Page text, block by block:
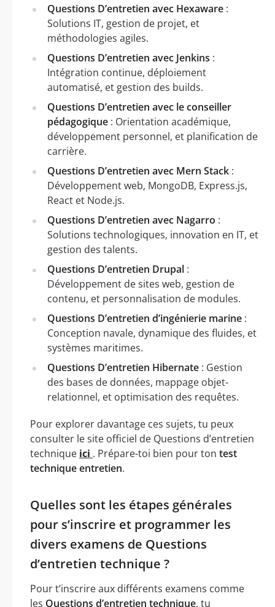
Questions D’entretien avec Hexaware :
Solutions IT, gestion de projet, et
méthodologies agiles.
Questions D’entretien avec Jenkins :
Intégration continue, déploiement
automatisé, et gestion des builds.
Questions D’entretien avec le conseiller
pédagogique : Orientation académique,
développement personnel, et planification de
carrière.
Questions D’entretien avec Mern Stack :
Développement web, MongoDB, Express.js,
React et Node.js.
Questions D’entretien avec Nagarro :
Solutions technologiques, innovation en IT, et
gestion des talents.
Questions D’entretien Drupal :
Développement de sites web, gestion de
contenu, et personnalisation de modules.
Questions D’entretien d’ingénierie marine :
Conception navale, dynamique des fluides, et
systèmes maritimes.
Questions D’entretien Hibernate : Gestion
des bases de données, mappage objet-
relationnel, et optimisation des requêtes.
Pour explorer davantage ces sujets, tu peux
consulter le site officiel de Questions d’entretien
technique ici . Prépare-toi bien pour ton test
technique entretien.
Quelles sont les étapes générales
pour s’inscrire et programmer les
divers examens de Questions
d’entretien technique ?
Pour t’inscrire aux différents examens comme
les Questions d’entretien technique, tu